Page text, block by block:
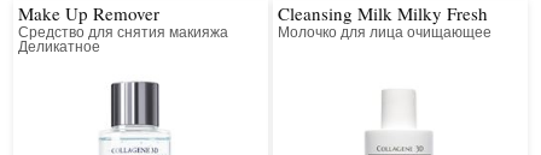
Make Up Remover
Средство для снятия макияжа
Деликатное
Cleansing Milk Milky Fresh
Молочко для лица очищающее